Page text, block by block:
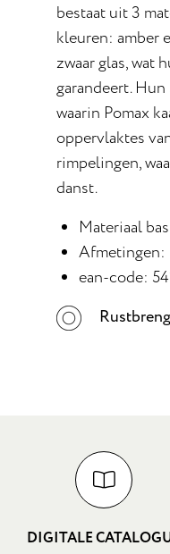
bestaat uit 3
kleuren: amber
zwaar glas, wat
garandeert.
waarin Pomax
oppervlaktes
rimpelingen,
danst.
Materiaal
Afmetingen:
ean-code:
DIGITALE